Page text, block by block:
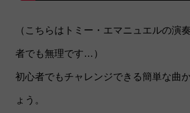
（こちらはトミー・エマニュエルの演
者でも無理です…）
初心者でもチャレンジできる簡単な曲
ょう。